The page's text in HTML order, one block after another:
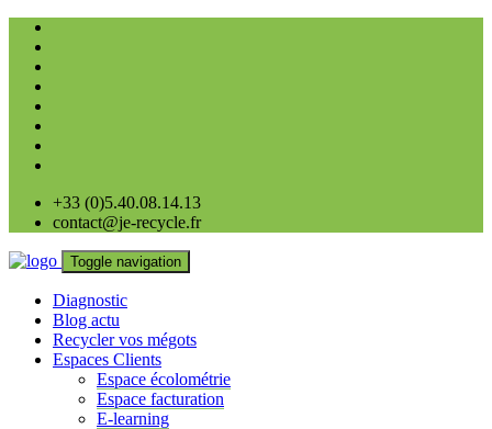
+33 (0)5.40.08.14.13
contact@je-recycle.fr
Toggle navigation
Diagnostic
Blog actu
Recycler vos mégots
Espaces Clients
Espace écolométrie
Espace facturation
E-learning